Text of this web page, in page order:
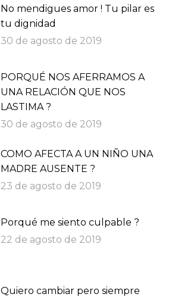
No mendigues amor ! Tu pilar es
tu dignidad
30 de agosto de 2019
PORQUÉ NOS AFERRAMOS A
UNA RELACIÓN QUE NOS
LASTIMA ?
30 de agosto de 2019
COMO AFECTA A UN NIÑO UNA
MADRE AUSENTE ?
23 de agosto de 2019
Porqué me siento culpable ?
22 de agosto de 2019
Quiero cambiar pero siempre